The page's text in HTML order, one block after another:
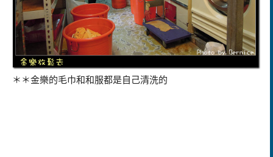
＊＊金樂的毛巾和和服都是自己清洗的